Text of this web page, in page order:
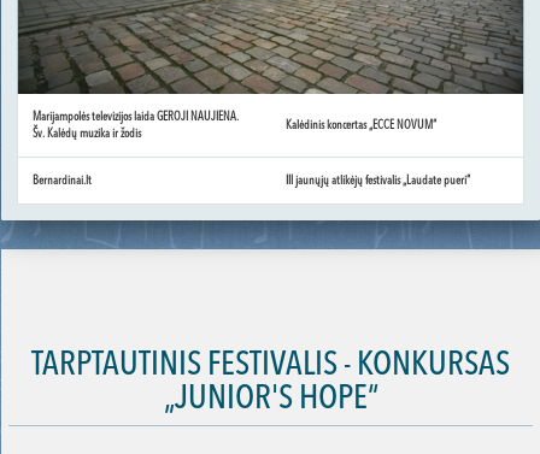
Marijampolės televizijos laida GEROJI NAUJIENA.
Šv. Kalėdų muzika ir žodis
Kalėdinis koncertas „ECCE NOVUM“
Bernardinai.lt III jaunųjų atlikėjų festivalis „Laudate pueri“
TARPTAUTINIS FESTIVALIS - KONKURSAS
„JUNIOR'S HOPE“